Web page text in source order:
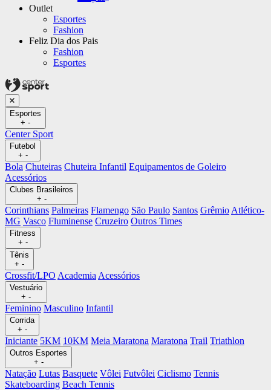
Outlet
Esportes
Fashion
Feliz Dia dos Pais
Fashion
Esportes
Esportes
+ -
Center Sport
Futebol
+ -
Bola Chuteiras Chuteira Infantil Equipamentos de Goleiro
Acessórios
Clubes Brasileiros
+ -
Corinthians Palmeiras Flamengo São Paulo Santos Grêmio Atlético-
MG Vasco Fluminense Cruzeiro Outros Times
Fitness
+ -
Tênis
+ -
Crossfit/LPO Academia Acessórios
Vestuário
+ -
Feminino Masculino Infantil
Corrida
+ -
Iniciante 5KM 10KM Meia Maratona Maratona Trail Triathlon
Outros Esportes
+ -
Natação Lutas Basquete Vôlei Futvôlei Ciclismo Tennis
Skateboarding Beach Tennis